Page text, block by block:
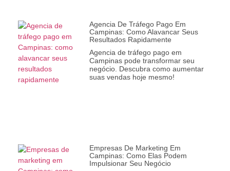
Agencia De Tráfego Pago Em
Campinas: Como Alavancar Seus
Resultados Rapidamente
Agencia de tráfego pago em
Campinas pode transformar seu
negócio. Descubra como aumentar
suas vendas hoje mesmo!
Empresas De Marketing Em
Campinas: Como Elas Podem
Impulsionar Seu Negócio